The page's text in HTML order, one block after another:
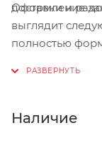
доставки и
Оформление
выглядит
полностью
Нажмите
Наличие